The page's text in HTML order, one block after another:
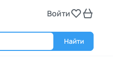
Войти
Найти